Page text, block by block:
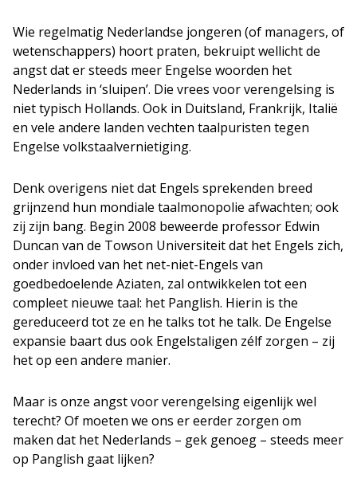
Wie regelmatig Nederlandse jongeren (of managers, of
wetenschappers) hoort praten, bekruipt wellicht de
angst dat er steeds meer Engelse woorden het
Nederlands in ‘sluipen’. Die vrees voor verengelsing is
niet typisch Hollands. Ook in Duitsland, Frankrijk, Italië
en vele andere landen vechten taalpuristen tegen
Engelse volkstaalvernietiging.
Denk overigens niet dat Engels sprekenden breed
grijnzend hun mondiale taalmonopolie afwachten; ook
zij zijn bang. Begin 2008 beweerde professor Edwin
Duncan van de Towson Universiteit dat het Engels zich,
onder invloed van het net-niet-Engels van
goedbedoelende Aziaten, zal ontwikkelen tot een
compleet nieuwe taal: het Panglish. Hierin is the
gereduceerd tot ze en he talks tot he talk. De Engelse
expansie baart dus ook Engelstaligen zélf zorgen – zij
het op een andere manier.
Maar is onze angst voor verengelsing eigenlijk wel
terecht? Of moeten we ons er eerder zorgen om
maken dat het Nederlands – gek genoeg – steeds meer
op Panglish gaat lijken?